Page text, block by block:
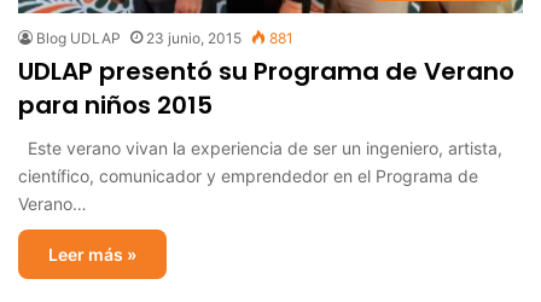
Blog UDLAP 23 junio, 2015 881
UDLAP presentó su Programa de Verano
para niños 2015
Este verano vivan la experiencia de ser un ingeniero, artista,
científico, comunicador y emprendedor en el Programa de
Verano…
Leer más »